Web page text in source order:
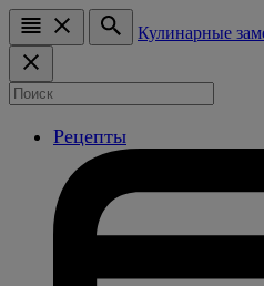
Кулинарные
Рецепты